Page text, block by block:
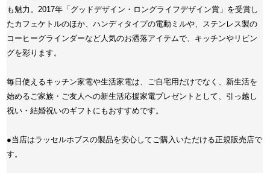
も魅力。2017年「グッドデザイン・ロングライフデザイン賞」を受賞し
たカフェケトルのほか、ハンディタイプの電動ミルや、ステンレス製の
コーヒーグラインダーなど人気のお洒落アイテムで、キッチンやリビン
グを彩ります。
毎日使えるキッチン家電や生活家電は、ご自宅用だけでなく、新生活を
始めるご家族・ご友人への新生活応援家電プレゼントとして、引っ越し
祝い・結婚祝いのギフトにもおすすめです。
●当店はラッセルホブスの製品を安心してご購入いただける正規販売店で
す。